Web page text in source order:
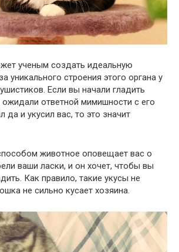
ученым создать идеальную
уникального строения этого органа у
Если вы начали гладить
ответной мимишности с его
да и укусил вас, то это значит
животное оповещает вас о
ваши ласки, и он хочет, чтобы вы
Как правило, такие укусы не
не сильно кусает хозяина.